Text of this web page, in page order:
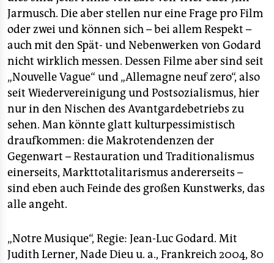
Jarmusch. Die aber stellen nur eine Frage pro Film
oder zwei und können sich – bei allem Respekt –
auch mit den Spät- und Nebenwerken von Godard
nicht wirklich messen. Dessen Filme aber sind seit
„Nouvelle Vague“ und „Allemagne neuf zero“, also
seit Wiedervereinigung und Postsozialismus, hier
nur in den Nischen des Avantgardebetriebs zu
sehen. Man könnte glatt kulturpessimistisch
draufkommen: die Makrotendenzen der
Gegenwart – Restauration und Traditionalismus
einerseits, Markttotalitarismus andererseits –
sind eben auch Feinde des großen Kunstwerks, das
alle angeht.
„Notre Musique“, Regie: Jean-Luc Godard. Mit
Judith Lerner, Nade Dieu u. a., Frankreich 2004, 80